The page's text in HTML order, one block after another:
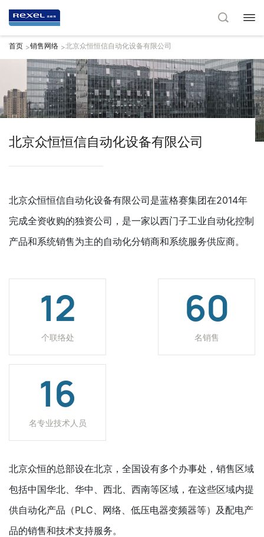
首页 >销售网络 >北京众恒恒信自动化设备有限公司
北京众恒恒信自动化设备有限公司
北京众恒恒信自动化设备有限公司是蓝格赛集团在2014年
完成全资收购的独资公司，是一家以西门子工业自动化控制
产品和系统销售为主的自动化分销商和系统服务供应商。
12
个联络处
60
名销售
16
名专业技术人员
北京众恒的总部设在北京，全国设有多个办事处，销售区域
包括中国华北、华中、西北、西南等区域，在这些区域内提
供自动化产品（PLC、网络、低压电器变频器等）及配电产
品的销售和技术支持服务。